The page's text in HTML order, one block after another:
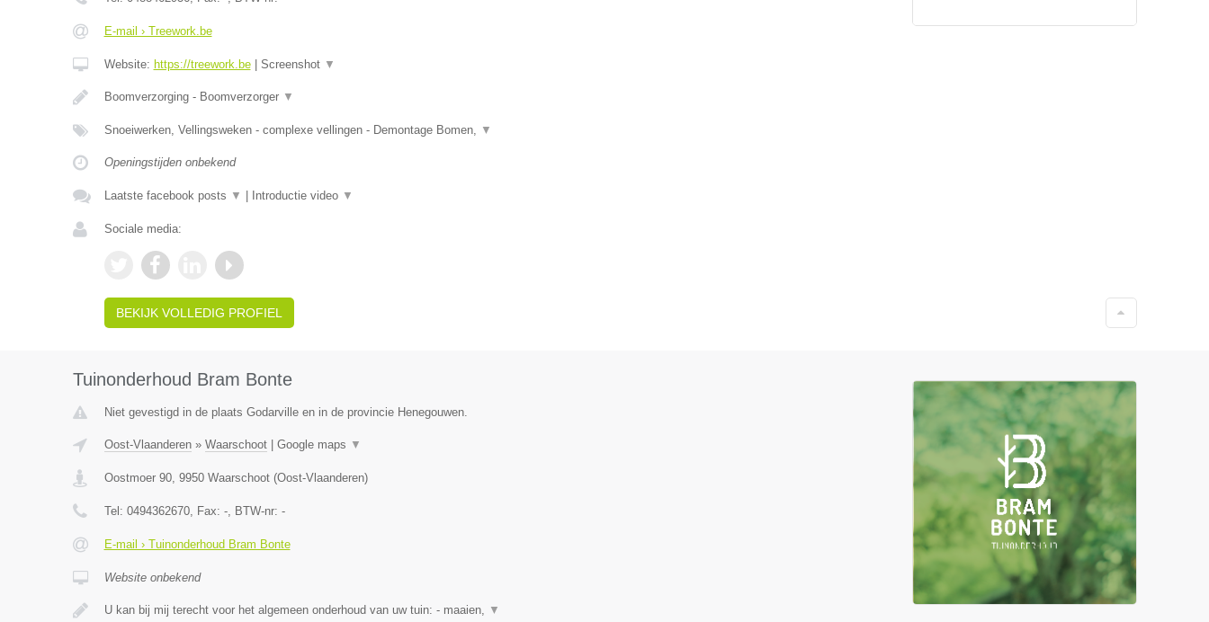
E-mail › Treework.be
Website: https://treework.be| Screenshot ▼
Boomverzorging - Boomverzorger ▼
Snoeiwerken, Vellingsweken - complexe vellingen - Demontage Bomen, ▼
Openingstijden onbekend
Laatste facebook posts ▼ Introductie video ▼
Sociale media:
BEKIJK VOLLEDIG PROFIEL
Tuinonderhoud Bram Bonte
Niet gevestigd in de plaats Godarville en in de provincie Henegouwen.
Oost-Vlaanderen» Waarschoot| Google maps ▼
Oostmoer 90, 9950 Waarschoot(Oost-Vlaanderen)
Tel: 0494362670, Fax: -, BTW-nr: -
E-mail › Tuinonderhoud Bram Bonte
Website onbekend
U kan bij mij terecht voor het algemeen onderhoud van uw tuin: - maaien, ▼